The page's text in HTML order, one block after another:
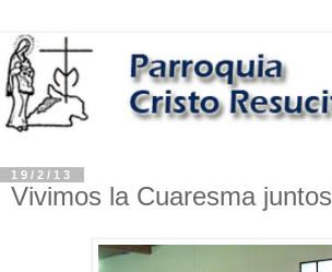
19/2/13
Vivimos la Cuaresma juntos